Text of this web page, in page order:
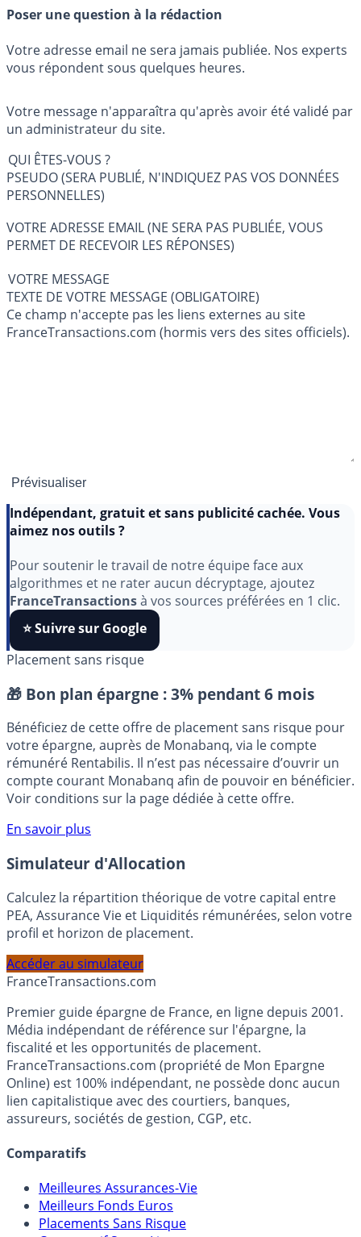
Poser une question à la rédaction
Votre adresse email ne sera jamais publiée. Nos experts
vous répondent sous quelques heures.
Votre message n'apparaîtra qu'après avoir été validé par
un administrateur du site.
QUI ÊTES-VOUS ?
PSEUDO (SERA PUBLIÉ, N'INDIQUEZ PAS VOS DONNÉES
PERSONNELLES)
VOTRE ADRESSE EMAIL (NE SERA PAS PUBLIÉE, VOUS
PERMET DE RECEVOIR LES RÉPONSES)
VOTRE MESSAGE
TEXTE DE VOTRE MESSAGE (OBLIGATOIRE)
Ce champ n'accepte pas les liens externes au site
FranceTransactions.com (hormis vers des sites officiels).
aimez nos outils ?
Pour soutenir le travail de notre équipe face aux
algorithmes et ne rater aucun décryptage, ajoutez
FranceTransactionsà vos sources préférées en 1 clic.
⭐️ Suivre sur Google
Placement sans risque
🎁 Bon plan épargne : 3% pendant 6 mois
Bénéficiez de cette offre de placement sans risque pour
votre épargne, auprès de Monabanq, via le compte
rémunéré Rentabilis. Il n’est pas nécessaire d’ouvrir un
Voir conditions sur la page dédiée à cette offre.
En savoir plus
Simulateur d'Allocation
Calculez la répartition théorique de votre capital entre
PEA, Assurance Vie et Liquidités rémunérées, selon votre
profil et horizon de placement.
FranceTransactions.com
Premier guide épargne de France, en ligne depuis 2001.
Média indépendant de référence sur l'épargne, la
fiscalité et les opportunités de placement.
FranceTransactions.com (propriété de Mon Epargne
Online) est 100% indépendant, ne possède donc aucun
lien capitalistique avec des courtiers, banques,
assureurs, sociétés de gestion, CGP, etc.
Comparatifs
Meilleures Assurances-Vie